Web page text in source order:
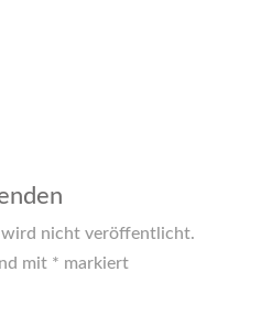
wird nicht veröffentlicht.
mit * markiert